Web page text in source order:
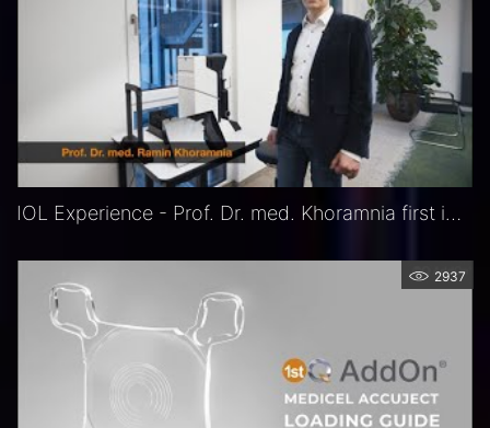
IOL Experience - Prof. Dr. med. Khoramnia first impressions of RALV device
2937